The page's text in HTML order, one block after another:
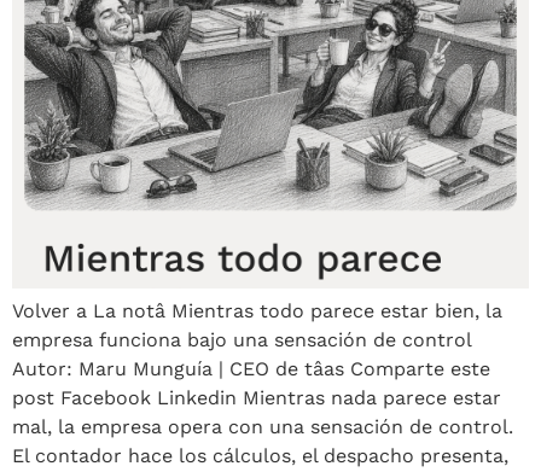
Volver a La notâ Mientras todo parece estar bien, la
empresa funciona bajo una sensación de control
Autor: Maru Munguía | CEO de tâas Comparte este
post Facebook Linkedin Mientras nada parece estar
mal, la empresa opera con una sensación de control.
El contador hace los cálculos, el despacho presenta,